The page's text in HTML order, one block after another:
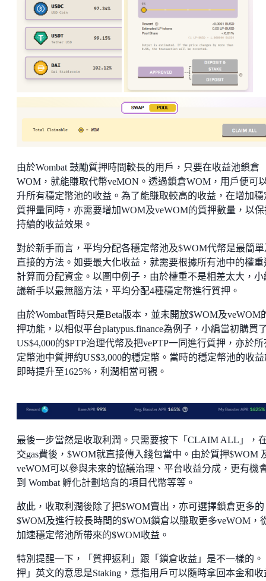
由於Wombat 鼓勵質押時間較長的用戶，只要在收益池鎖倉
WOM，就能賺取代幣veMON。透過鎖倉WOM，用戶便可
升所有穩定幣池的收益。為了能賺取較高的收益，在增加穩
質押量同時，亦需要增加WOM及veWOM的質押數量，以保
持續的收益效果。
對於新手而言，平均分配各穩定幣池及$WOM代幣是最簡單
直接的方法。如要最大化收益，就需要根據所有池中的權重
計算而分配資金。以圖中例子，由於權重不是相差太大，小
議新手以最無腦方法，平均分配4種穩定幣進行質押。
由於Wombat暫時只是Beta版本，並未開放$WOM及veWOM
押功能，以相似平台platypus.finance為例子，小編當初購買
US$4,000的$PTP治理代幣及把vePTP一同進行質押，亦於
定幣池中質押約US$3,000的穩定幣。當時的穩定幣池的收
即時提升至1625%，利潤相當可觀。
最後一步當然是收取利潤。只需要按下「CLAIM ALL」，
交gas費後，$WOM就直接傳入錢包當中。由於質押$WOM
veWOM可以參與未來的協議治理、平台收益分成，更有機
到 Wombat 孵化計劃培育的項目代幣等等。
故此，收取利潤後除了把$WOM賣出，亦可選擇鎖倉更多的
$WOM及進行較長時間的$WOM鎖倉以賺取更多veWOM，
加速穩定幣池所帶來的$WOM收益。
特別提醒一下，「質押返利」跟「鎖倉收益」是不一樣的。
押」英文的意思是Staking，意指用戶可以隨時拿回本金和收